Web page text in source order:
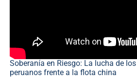
Soberanía en Riesgo: La lucha de
peruanos frente a la flota china